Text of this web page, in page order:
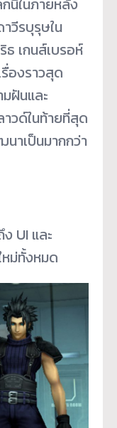
าวีรบุรุษใน
ธ เกนส์เบรอห์
องราวสุด
ฝันและ
วด์ในท้ายที่สุด
นาเป็นมากกว่า
UI และ
ม่ทั้งหมด